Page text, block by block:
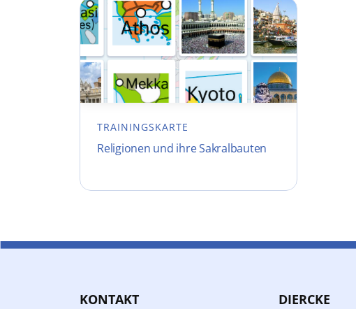
TRAININGSKARTE
Religionen und ihre Sakralbauten
KONTAKT DIERCKE